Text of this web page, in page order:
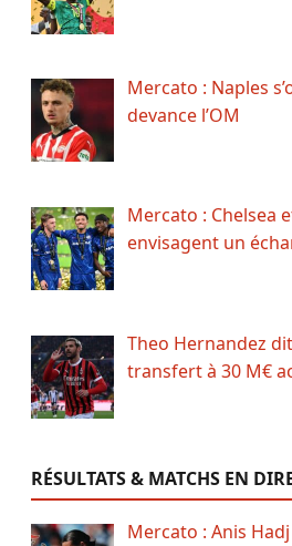
Mercato : Naples
devance l’OM
Mercato : Chelsea
envisagent un
Theo Hernandez
transfert à 30 M€
RÉSULTATS & MATCHS EN
Mercato : Anis